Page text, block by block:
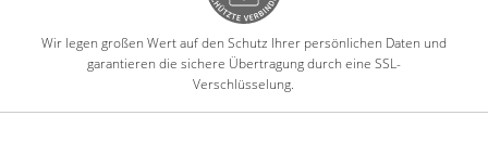
Wir legen großen Wert auf den Schutz Ihrer persönlichen Daten und
garantieren die sichere Übertragung durch eine SSL-
Verschlüsselung.